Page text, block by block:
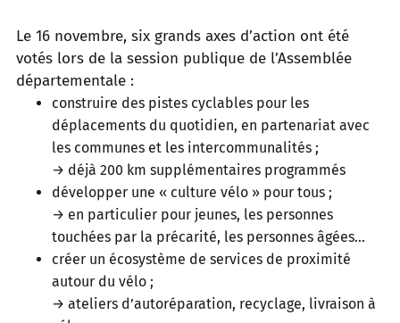
Le 16 novembre, six grands axes d’action ont été
votés lors de la session publique de l’Assemblée
départementale :
construire des pistes cyclables pour les
déplacements du quotidien, en partenariat avec
les communes et les intercommunalités ;
→ déjà 200 km supplémentaires programmés
développer une « culture vélo » pour tous ;
→ en particulier pour jeunes, les personnes
touchées par la précarité, les personnes âgées…
créer un écosystème de services de proximité
autour du vélo ;
→ ateliers d’autoréparation, recyclage, livraison à